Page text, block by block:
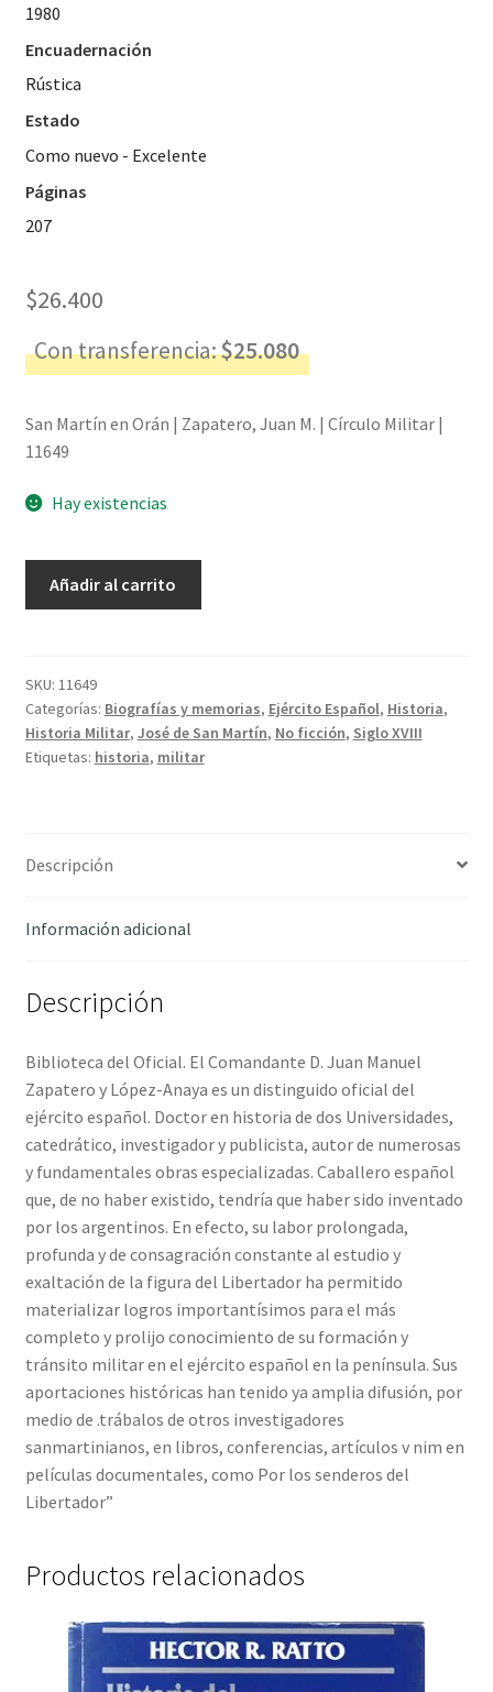
1980
Encuadernación
Rústica
Estado
Como nuevo - Excelente
Páginas
207
$26.400
Con transferencia:$25.080
San Martín en Orán | Zapatero, Juan M. | Círculo Militar |
11649
Hay existencias
-
Zapatero,
Juan
M.
Añadir al carrito
SKU: 11649
Categorías: Biografías y memorias, Ejército Español, Historia,
Historia Militar, José de San Martín, No ficción, Siglo XVIII
Etiquetas: historia, militar
Descripción
Información adicional
Descripción
Biblioteca del Oficial. El Comandante D. Juan Manuel
Zapatero y López-Anaya es un distinguido oficial del
ejército español. Doctor en historia de dos Universidades,
catedrático, investigador y publicista, autor de numerosas
y fundamentales obras especializadas. Caballero español
que, de no haber existido, tendría que haber sido inventado
por los argentinos. En efecto, su labor prolongada,
profunda y de consagración constante al estudio y
exaltación de la figura del Libertador ha permitido
materializar logros importantísimos para el más
completo y prolijo conocimiento de su formación y
tránsito militar en el ejército español en la península. Sus
aportaciones históricas han tenido ya amplia difusión, por
medio de .trábalos de otros investigadores
sanmartinianos, en libros, conferencias, artículos v nim en
películas documentales, como Por los senderos del
Libertador”
Productos relacionados